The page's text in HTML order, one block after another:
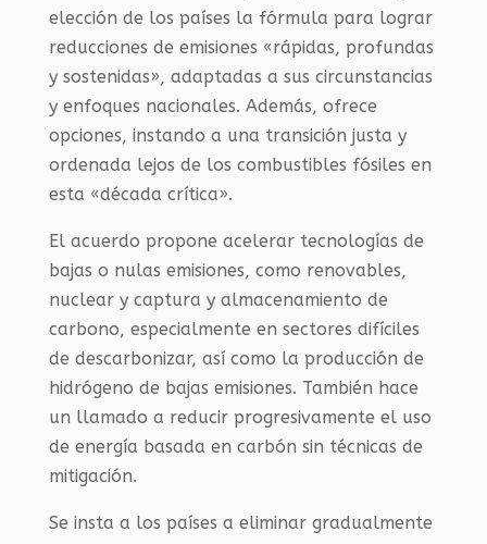
elección de los países la fórmula para lograr
reducciones de emisiones «rápidas, profundas
y sostenidas», adaptadas a sus circunstancias
y enfoques nacionales. Además, ofrece
opciones, instando a una transición justa y
ordenada lejos de los combustibles fósiles en
esta «década crítica».
El acuerdo propone acelerar tecnologías de
bajas o nulas emisiones, como renovables,
nuclear y captura y almacenamiento de
carbono, especialmente en sectores difíciles
de descarbonizar, así como la producción de
hidrógeno de bajas emisiones. También hace
un llamado a reducir progresivamente el uso
de energía basada en carbón sin técnicas de
mitigación.
Se insta a los países a eliminar gradualmente